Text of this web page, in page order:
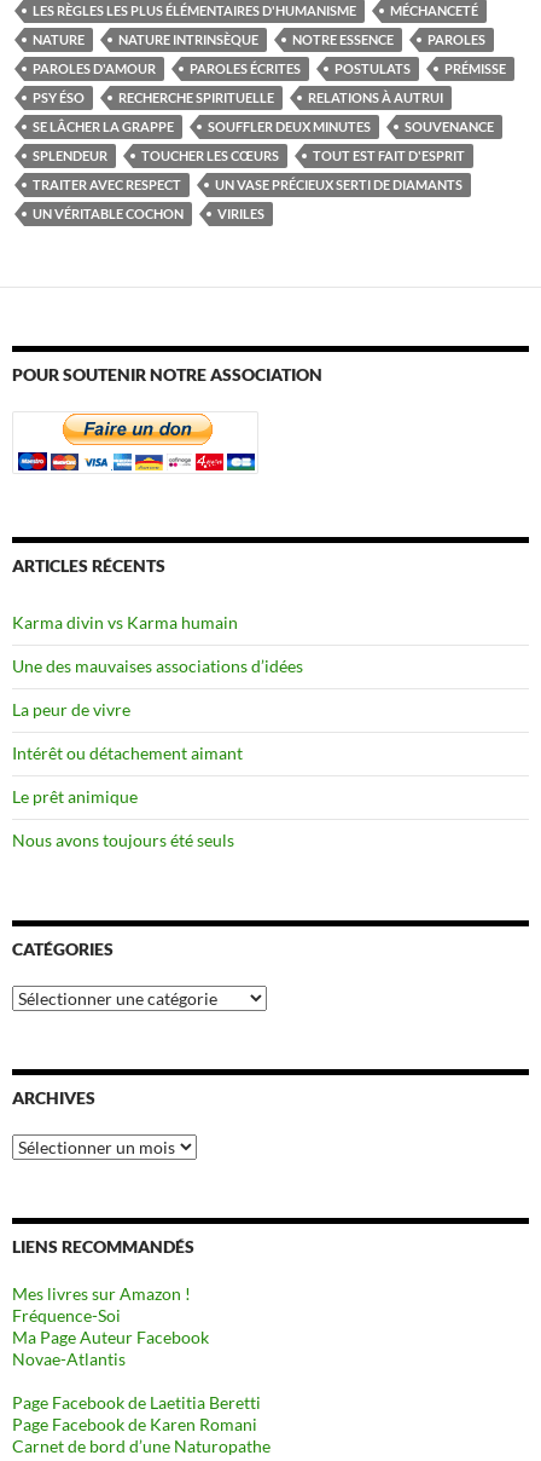
LES RÈGLES LES PLUS ÉLÉMENTAIRES D'HUMANISME
MÉCHANCETÉ
NATURE
NATURE INTRINSÈQUE NOTRE ESSENCE
PAROLES
PAROLES D'AMOUR
PAROLES ÉCRITES POSTULATS
PRÉMISSE
PSY ÉSO
RECHERCHE SPIRITUELLE
RELATIONS À AUTRUI
SE LÂCHER LA GRAPPE
SOUFFLER DEUX MINUTES
SOUVENANCE
SPLENDEUR
TOUCHER LES CŒURS
TOUT EST FAIT D'ESPRIT
TRAITER AVEC RESPECT
UN VASE PRÉCIEUX SERTI DE DIAMANTS
UN VÉRITABLE COCHON
VIRILES
POUR SOUTENIR NOTRE ASSOCIATION
ARTICLES RÉCENTS
Karma divin vs Karma humain
Une des mauvaises associations d’idées
La peur de vivre
Intérêt ou détachement aimant
Le prêt animique
Nous avons toujours été seuls
CATÉGORIES
Catégories
ARCHIVES
Archives
LIENS RECOMMANDÉS
Mes livres sur Amazon !
Fréquence-Soi
Ma Page Auteur Facebook
Novae-Atlantis
Page Facebook de Laetitia Beretti
Page Facebook de Karen Romani
Carnet de bord d’une Naturopathe